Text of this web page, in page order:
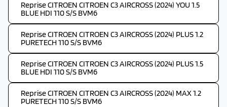
Reprise CITROEN CITROEN C3 AIRCROSS (2024) YOU 1.5
BLUE HDI 110 S/S BVM6
Reprise CITROEN CITROEN C3 AIRCROSS (2024) PLUS 1.2
PURETECH 110 S/S BVM6
Reprise CITROEN CITROEN C3 AIRCROSS (2024) PLUS 1.5
BLUE HDI 110 S/S BVM6
Reprise CITROEN CITROEN C3 AIRCROSS (2024) MAX 1.2
PURETECH 110 S/S BVM6